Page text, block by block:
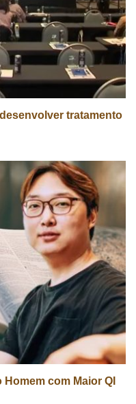
tratamento
com Maior QI